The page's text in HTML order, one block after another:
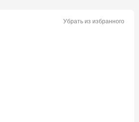
Убрать из избранного